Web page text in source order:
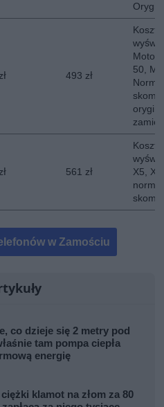
493 zł
Koszt
Moto
50,
561 zł
Koszt
X5,
w Zamościu
co dzieje się 2 metry pod
tam pompa ciepła
energię
klamot na złom za 80